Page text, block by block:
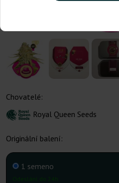
Chovatelé:
Royal Queen Seeds
Originální balení:
1 semeno